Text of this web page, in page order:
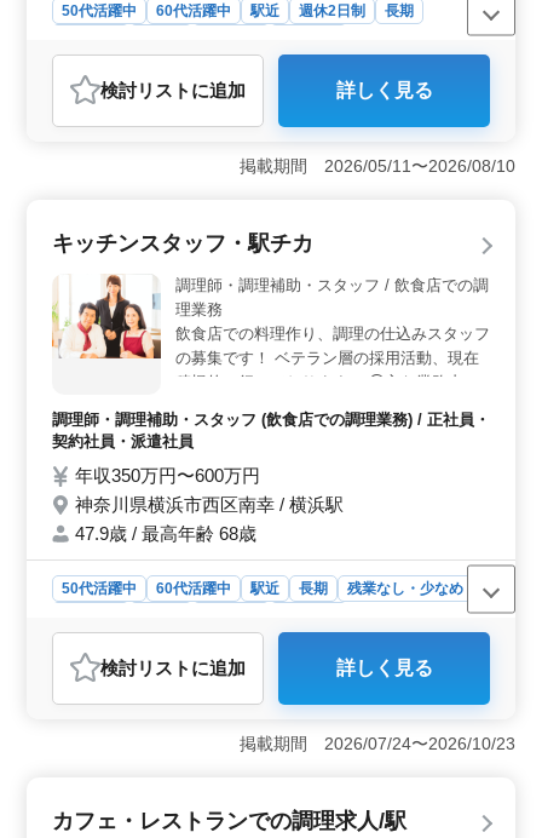
50代活躍中 60代活躍中 駅近 週休2日制
長期
調理師・調理補助・スタッフ
おすすめポイント
＜駅近の好立地＞ この店舗は横浜駅から近く、通勤に
便利な好立地にあります。 仕事終わりの買い物や食事
にも困らない、働きやすい環境です。 ＜中高年が活
適な求人です。 ＜福利厚生と柔軟な勤務体系＞ 社
会保険完備で安心して長期勤務が可能です。また、勤務
時間は応相談であり、週休2日制の勤務で、ワークライフ
バランスを保ちやすいです。
検討リスト に追加 詳しく見る
掲載期間 2026/05/11〜2026/08/10
キッチンスタッフ・駅チカ
調理師・調理補助・スタッフ / 飲食店での調
理業務
飲食店での料理作り、調理の仕込みスタッフ
の募集です！ ベテラン層の採用活動、現在
積極的に行っております。 ◯主な業務内容
・調理 ・盛り付け ・仕込み ・食器洗浄、清
掃 ・厨房業務 ・調理補助 現在50歳以上のベ
テラン料理人も活躍中。 今までの経験を活
かして、厨房で活躍してみませんか？
調理師・調理補助・スタッフ (飲食店での調理業務) / 正社員・
契約社員・派遣社員
年収350万円〜600万円
神奈川県横浜市西区南幸 / 横浜駅
47.9歳 / 最高年齢 68歳
50代活躍中 60代活躍中 駅近 長期
残業なし・少なめ
おすすめポイント
＜駅チカで通勤便利＞ この職場は横浜駅から徒歩圏内
に位置しており、通勤が非常に便利です。駅チカの職場
なので、天候に左右されず通勤できますし、交通費も実
人が活躍しています。豊富な経験を持つ方々と一緒に働
検討リスト に追加 詳しく見る
掲載期間 2026/07/24〜2026/10/23
カフェ・レストランでの調理求人/駅